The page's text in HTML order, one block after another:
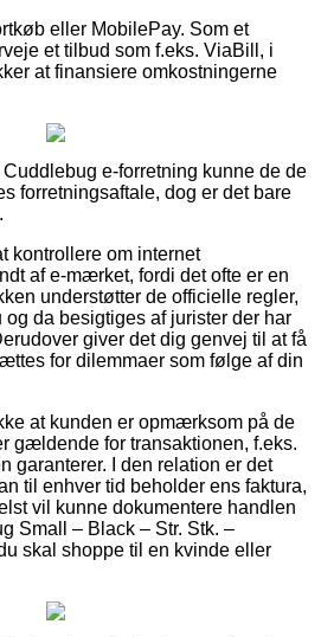
eller MobilePay. Som et
et tilbud som f.eks. ViaBill, i
at finansiere omkostningerne
e-forretning kunne de de
forretningsaftale, dog er det bare
kontrollere om internet
af e-mærket, fordi det ofte er en
understøtter de officielle regler,
da besigtiges af jurister der har
giver det dig genvej til at få
for dilemmaer som følge af din
at kunden er opmærksom på de
gældende for transaktionen, f.eks.
garanterer. I den relation er det
til enhver tid beholder ens faktura,
vil kunne dokumentere handlen
Small – Black – Str. Stk. –
skal shoppe til en kvinde eller